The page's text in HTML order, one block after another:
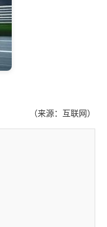
（来源：互联网）